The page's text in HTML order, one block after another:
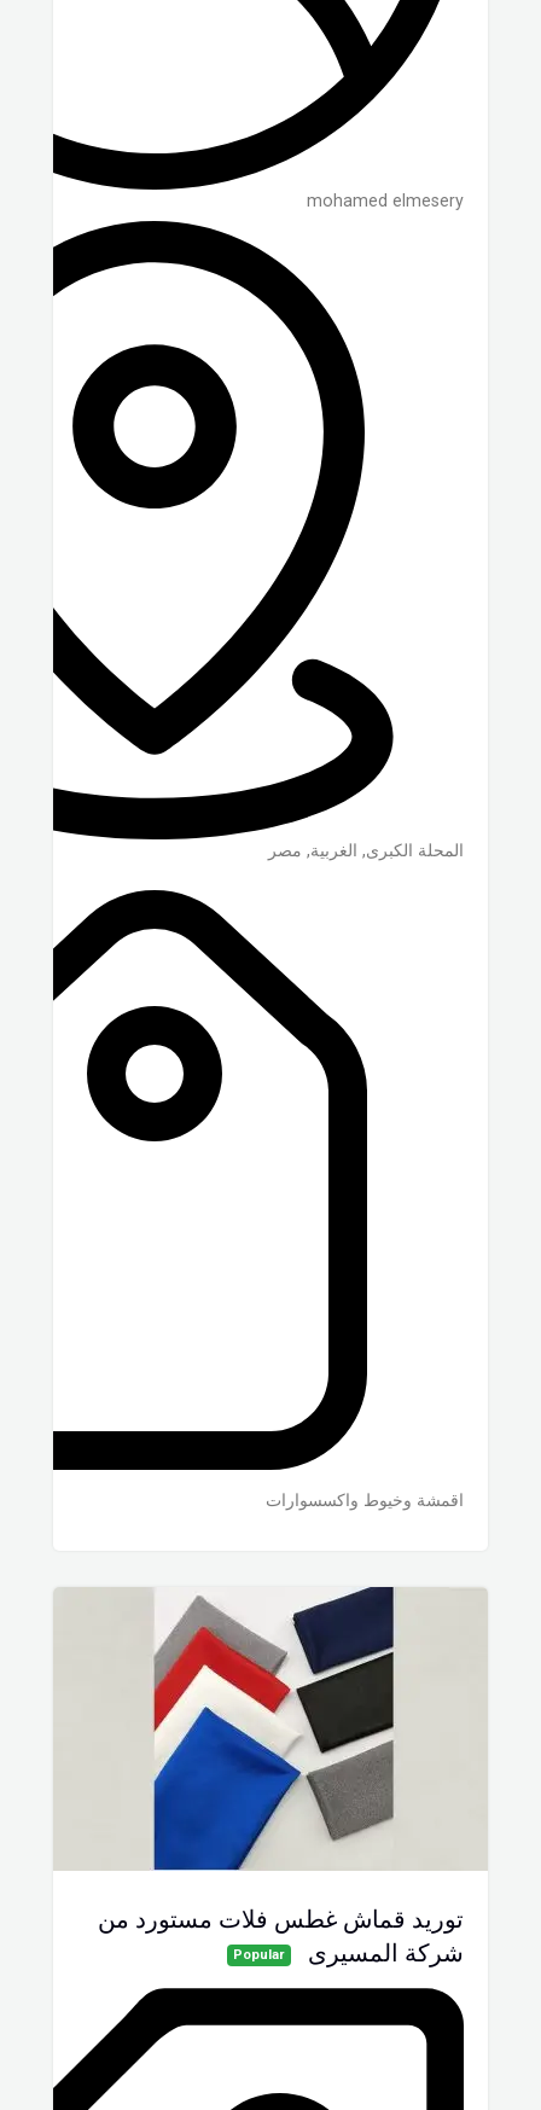
mohamed elmesery
المحلة الكبرى, الغربية, مصر
اقمشة وخيوط واكسسوارات
توريد قماش غطس فلات مستورد من
شركة المسيرى
Popular